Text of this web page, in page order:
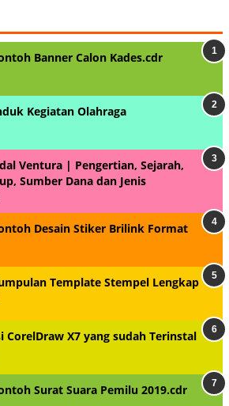
Banner Calon Kades.cdr
Kegiatan Olahraga
Ventura | Pengertian, Sejarah,
Sumber Dana dan Jenis
Desain Stiker Brilink Format
Template Stempel Lengkap
CorelDraw X7 yang sudah Terinstal
Surat Suara Pemilu 2019.cdr